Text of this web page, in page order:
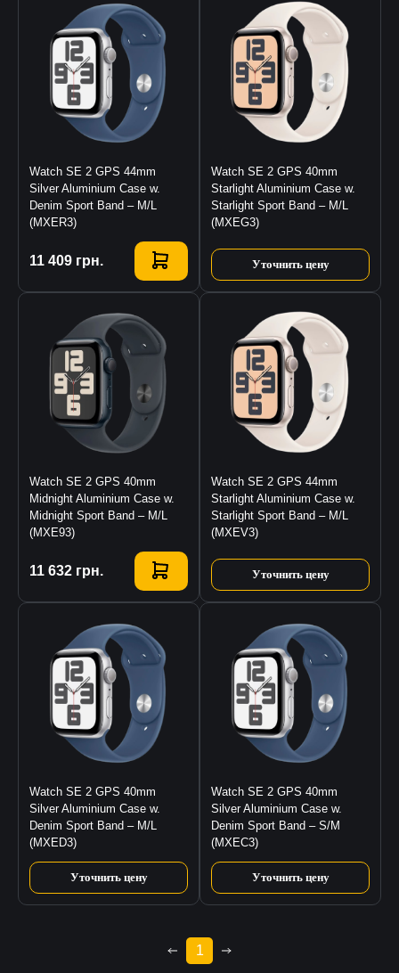
Watch SE 2 GPS 44mm
Silver Aluminium Case w.
Denim Sport Band – M/L
(MXER3)
11 409 грн.
Купить
Watch SE 2 GPS 40mm
Starlight Aluminium Case w.
Starlight Sport Band – M/L
(MXEG3)
Уточнить цену
Watch SE 2 GPS 40mm
Midnight Aluminium Case w.
Midnight Sport Band – M/L
(MXE93)
11 632 грн.
Купить
Watch SE 2 GPS 44mm
Starlight Aluminium Case w.
Starlight Sport Band – M/L
(MXEV3)
Уточнить цену
Watch SE 2 GPS 40mm
Silver Aluminium Case w.
Denim Sport Band – M/L
(MXED3)
Уточнить цену
Watch SE 2 GPS 40mm
Silver Aluminium Case w.
Denim Sport Band – S/M
(MXEC3)
Уточнить цену
1